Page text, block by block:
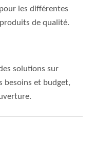
les différentes
de qualité.
solutions sur
besoins et budget,